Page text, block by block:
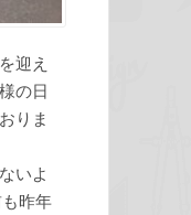
迎え
の日
りま
いよ
昨年